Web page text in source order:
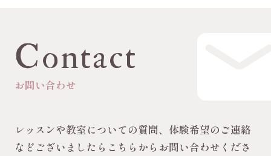
Contact
お問い合わせ
レッスンや教室についての質問、体験希望のご連絡
などございましたらこちらからお問い合わせくださ